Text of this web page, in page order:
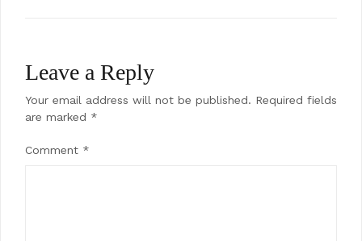
Leave a Reply
Your email address will not be published. Required fields
are marked *
Comment *